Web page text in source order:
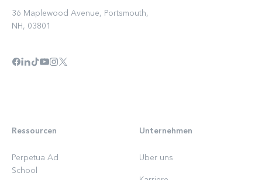
36 Maplewood Avenue, Portsmouth,
NH, 03801
Ressourcen
Perpetua Ad
School
Unternehmen
Uber uns